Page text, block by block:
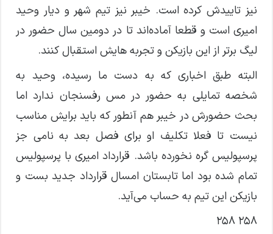
نیز تاییدش کرده است. خیبر نیز تیم شهر و دیار وحید
امیری است و قطعا آماده‌اند تا در دومین سال حضور در
لیگ برتر از این بازیکن و تجربه هایش استقبال کنند.
البته طبق اخباری که به دست ما رسیده، وحید به
شخصه تمایلی به حضور در مس رفسنجان ندارد اما
بحث حضورش در خیبر هم آنطور که باید برایش مناسب
نیست تا فعلا تکلیف او برای فصل بعد به نامی جز
پرسپولیس گره نخورده باشد. قرارداد امیری با پرسپولیس
تمام شده بود اما تابستان امسال قرارداد جدید بست و
بازیکن این تیم به حساب می‌آید.
258 258